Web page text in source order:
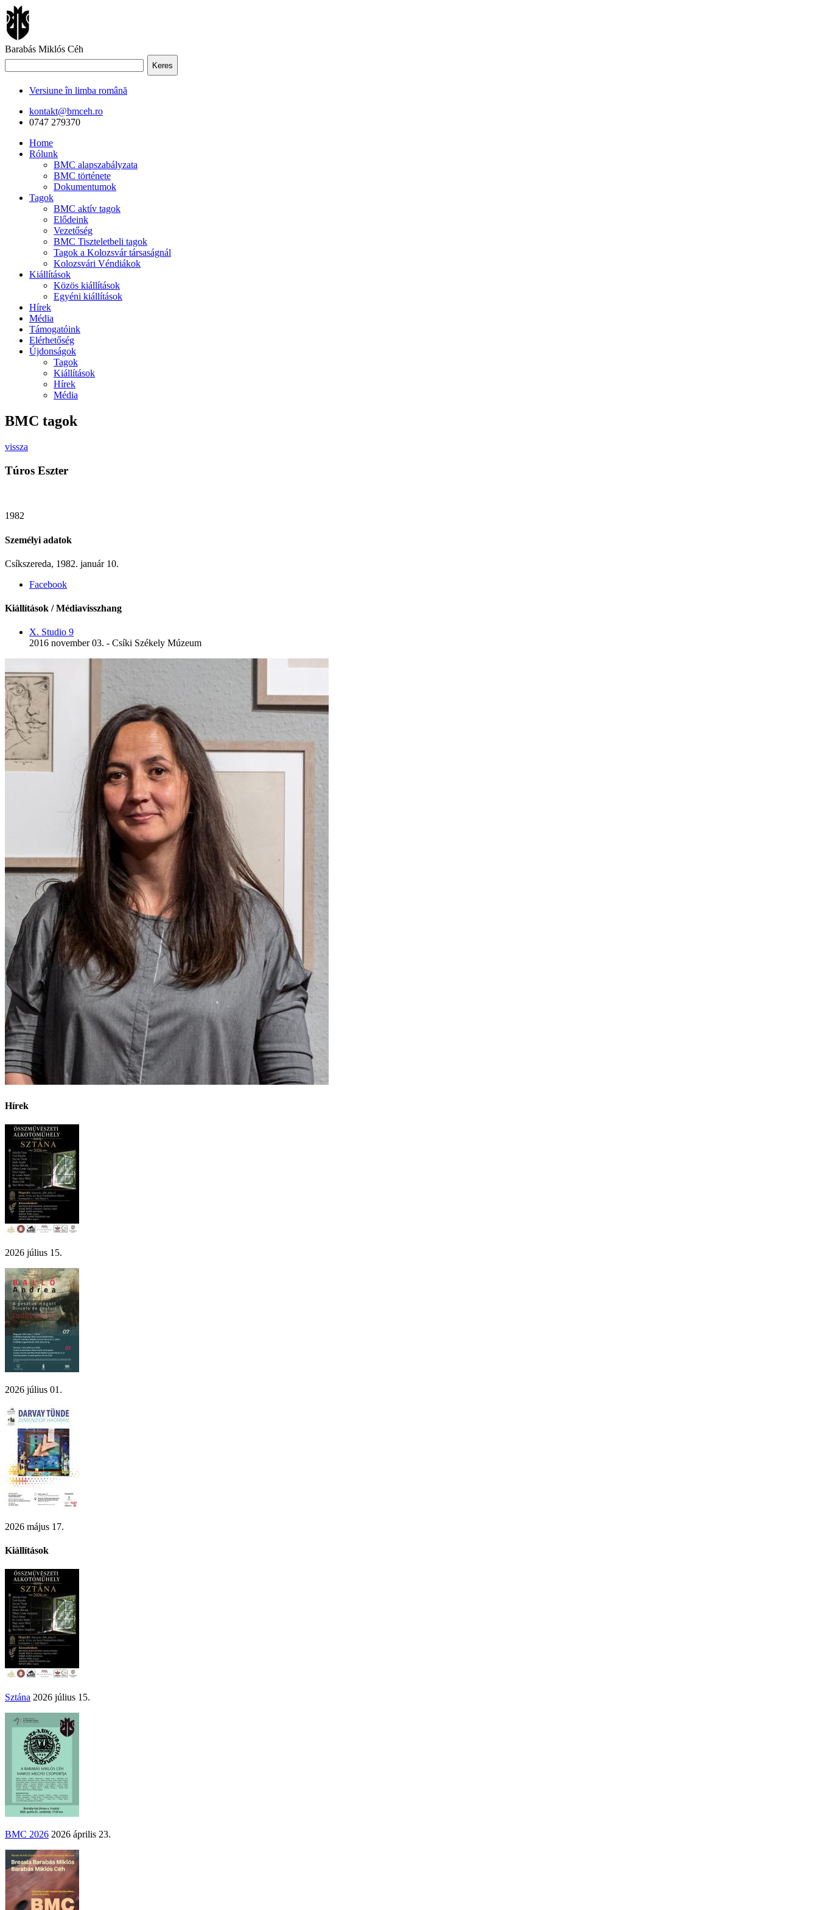
Barabás Miklós Céh
Keres
Versiune în limba română
kontakt@bmceh.ro
0747 279370
Home
Rólunk
BMC alapszabályzata
BMC története
Dokumentumok
Tagok
BMC aktív tagok
Elődeink
Vezetőség
BMC Tiszteletbeli tagok
Tagok a Kolozsvár társaságnál
Kolozsvári Véndiákok
Kiállítások
Közös kiállítások
Egyéni kiállítások
Hírek
Média
Támogatóink
Elérhetőség
Újdonságok
Tagok
Kiállítások
Hírek
Média
BMC tagok
vissza
Túros Eszter
1982
Személyi adatok
Csíkszereda, 1982. január 10.
Facebook
Kiállítások / Médiavisszhang
X. Studio 9
2016 november 03. - Csíki Székely Múzeum
Hírek
2026 július 15.
2026 július 01.
2026 május 17.
Kiállítások
Sztána 2026 július 15.
BMC 2026 2026 április 23.